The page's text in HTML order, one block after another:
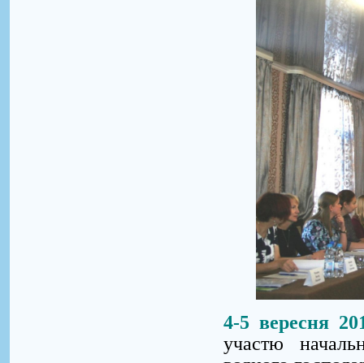
4-5 вересня
участю